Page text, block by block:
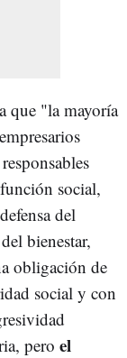
que "la mayoría
social,
del
bienestar,
obligación de
social y con
pero el